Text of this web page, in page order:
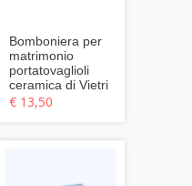
Bomboniera per
matrimonio
portatovaglioli
ceramica di Vietri
€ 13,50